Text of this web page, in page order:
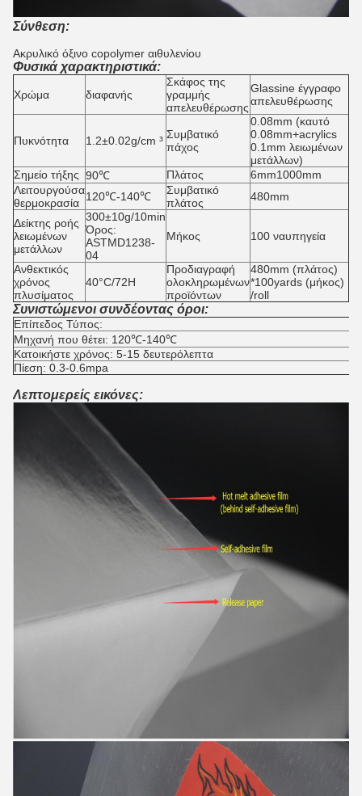
Σύνθεση:
Ακρυλικό όξινο copolymer αιθυλενίου
Φυσικά χαρακτηριστικά:
Χρώμα διαφανής
Σκάφος της
γραμμής
απελευθέρωσης
Glassine έγγραφο
απελευθέρωσης
Πυκνότητα 1.2±0.02g/cm ³ Συμβατικό
πάχος
0.08mm (καυτό
0.08mm+acrylics
0.1mm λειωμένων
μετάλλων)
Σημείο τήξης 90℃ Πλάτος
6mm1000mm
Λειτουργούσα
θερμοκρασία 120℃-140℃
Συμβατικό
πλάτος
480mm
Δείκτης ροής
λειωμένων
μετάλλων
300±10g/10min
Όρος:
ASTMD1238-
04
Μήκος 100 ναυπηγεία
Ανθεκτικός
χρόνος
πλυσίματος
40°C/72H
Προδιαγραφή
ολοκληρωμένων
προϊόντων
480mm (πλάτος)
*100yards (μήκος)
/roll
Συνιστώμενοι συνδέοντας όροι:
Επίπεδος Τύπος:
Μηχανή που θέτει: 120℃-140℃
Κατοικήστε χρόνος: 5-15 δευτερόλεπτα
Πίεση: 0.3-0.6mpa
Λεπτομερείς εικόνες: